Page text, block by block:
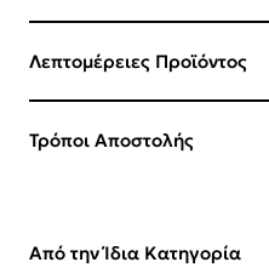
Λεπτομέρειες Προϊόντος
Τρόποι Αποστολής
Από την Ίδια Κατηγορία